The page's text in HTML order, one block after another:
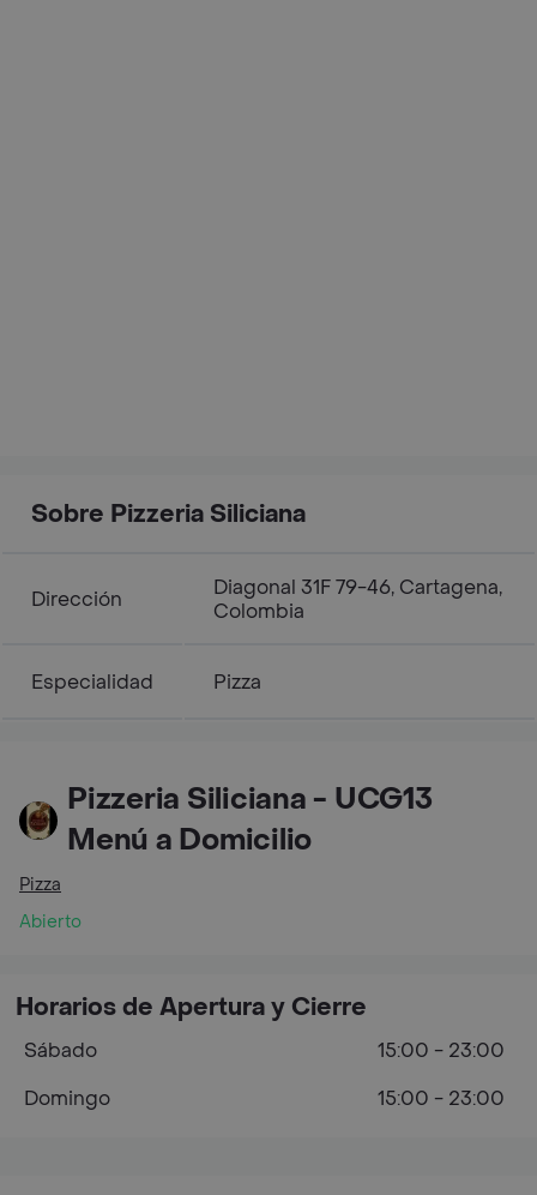
Sobre Pizzeria Siliciana
Dirección
Diagonal 31F 79-46, Cartagena,
Colombia
Especialidad Pizza
Pizzeria Siliciana - UCG13
Menú a Domicilio
Pizza
Abierto
Horarios de Apertura y Cierre
Sábado
15:00 - 23:00
Domingo
15:00 - 23:00